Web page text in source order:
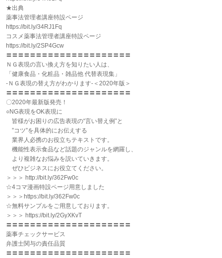
★出典
薬事法管理者講座特設ページ
https://bit.ly/34RJ1Fq
コスメ薬事法管理者講座特設ページ
https://bit.ly/2SP4Gcw
〓〓〓〓〓〓〓〓〓〓〓〓〓〓〓〓〓〓〓〓〓
ＮＧ表現の言い換え方を知りたい人は、
「健康食品・化粧品・雑品他 代替表現集」
-ＮＧ表現の替え方がわかります-＜2020年版＞
〓〓〓〓〓〓〓〓〓〓〓〓〓〓〓〓〓〓〓〓〓
〇2020年最新版発売！
○NG表現をOK表現に
皆様がお困りの広告表現の“言い替え例”と
”コツ”を具体的にお伝えする
業界人必携のお役立ちテキストです。
機能性表示食品など話題のジャンルを網羅し、
より複雑なお悩みを説いていきます。
ぜひビジネスにお役立てください。
＞＞＞ http://bit.ly/362Fw0c
☆4コマ漫画特設ページ用意しました
＞＞＞https://bit.ly/362Fw0c
☆無料サンプルをご用意しております。
＞＞＞ https://bit.ly/2GyXKvT
〓〓〓〓〓〓〓〓〓〓〓〓〓〓〓〓〓〓〓〓〓
薬事チェックサービス
弁護士関与の責任品質
〓〓〓〓〓〓〓〓〓〓〓〓〓〓〓〓〓〓〓〓〓